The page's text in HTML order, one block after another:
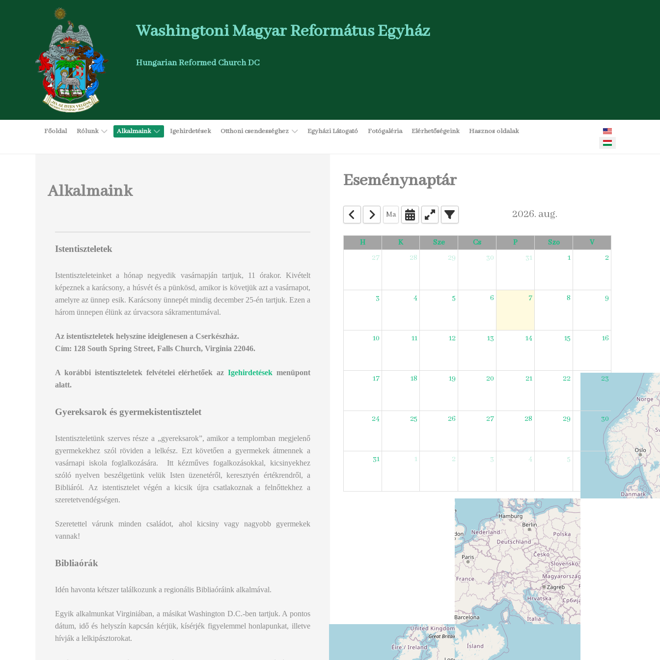
Washingtoni Magyar Református Egyház
Hungarian Reformed Church DC
Főoldal Rólunk Alkalmaink Igehirdetések Otthoni csendességhez Egyházi Látogató Fotógaléria Elérhetőségeink Hasznos oldalak Válasszon nyelvet
Alkalmaink
Istentiszteletek
Istentiszteleteinket a hónap negyedik vasárnapján tartjuk, 11 órakor. Kivételt
képeznek a karácsony, a húsvét és a pünkösd, amikor is követjük azt a vasárnapot,
amelyre az ünnep esik. Karácsony ünnepét mindig december 25-én tartjuk. Ezen a
három ünnepen élünk az úrvacsora sákramentumával.
Az istentiszteletek helyszíne ideiglenesen a Cserkészház.
Cím: 128 South Spring Street, Falls Church, Virginia 22046.
A korábbi istentiszteletek felvételei elérhetőek azIgehirdetések menüpont
alatt.
Gyereksarok és gyermekistentisztelet
Istentiszteletünk szerves része a „gyereksarok”, amikor a templomban megjelenő
gyermekekhez szól röviden a lelkész. Ezt követően a gyermekek átmennek a
vasárnapi iskola foglalkozására. Itt kézműves fogalkozásokkal, kicsinyekhez
szóló nyelven beszélgetünk velük Isten üzenetéről, keresztyén értékrendről, a
Bibliáról. Az istentisztelet végén a kicsik újra csatlakoznak a felnőttekhez a
szeretetvendégségen.
Szeretettel várunk minden családot, ahol kicsiny vagy nagyobb gyermekek
vannak!
Bibliaórák
Idén havonta kétszer találkozunk a regionális Bibliaóráink alkalmával.
Egyik alkalmunkat Virginiában, a másikat Washington D.C.-ben tartjuk. A pontos
dátum, idő és helyszín kapcsán kérjük, kísérjék figyelemmel honlapunkat, illetve
hívják a lelkipásztorokat.
Eseménynaptár
Ma 2026. aug.
H K Sze Cs P Szo
V
27
28 29 30 31 1 2
3 4 5 6 7 8 9
10 11 12 13 14 15 16
17 18 19 20 21 22 23
24 25 26 27 28 29 30
31 1 2 3 4 5 6